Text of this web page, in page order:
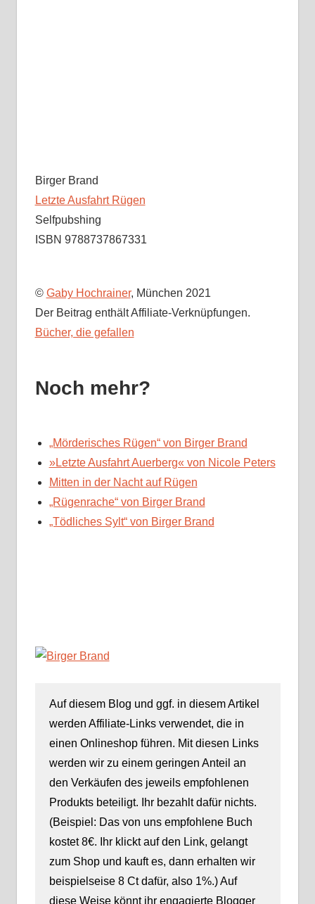
Birger Brand
Letzte Ausfahrt Rügen
Selfpubshing
ISBN 9788737867331
© Gaby Hochrainer, München 2021
Der Beitrag enthält Affiliate-Verknüpfungen.
Bücher, die gefallen
Noch mehr?
„Mörderisches Rügen“ von Birger Brand
»Letzte Ausfahrt Auerberg« von Nicole Peters
Mitten in der Nacht auf Rügen
„Rügenrache“ von Birger Brand
„Tödliches Sylt“ von Birger Brand
Auf diesem Blog und ggf. in diesem Artikel
werden Affiliate-Links verwendet, die in
einen Onlineshop führen. Mit diesen Links
werden wir zu einem geringen Anteil an
den Verkäufen des jeweils empfohlenen
Produkts beteiligt. Ihr bezahlt dafür nichts.
(Beispiel: Das von uns empfohlene Buch
kostet 8€. Ihr klickt auf den Link, gelangt
zum Shop und kauft es, dann erhalten wir
beispielseise 8 Ct dafür, also 1%.) Auf
diese Weise könnt ihr engagierte Blogger